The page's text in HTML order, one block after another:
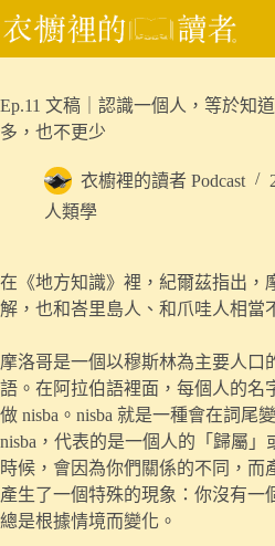
跳
至
內
容
Ep.11 文稿｜認識一個人，等於知
多，也不更少
衣櫥裡的讀者 Podcast
人類學
在《地方知識》裡，紀爾茲指出，
解，也和峇里島人、和爪哇人相當
摩洛哥是一個以穆斯林為主要人口
語。在阿拉伯語裡面，每個人的名
做 nisba。nisba 就是一種會在詞尾
nisba，代表的是一個人的「歸屬
時候，會因為你們關係的不同，而
產生了一個特殊的現象：你沒有一
總是根據情境而變化。